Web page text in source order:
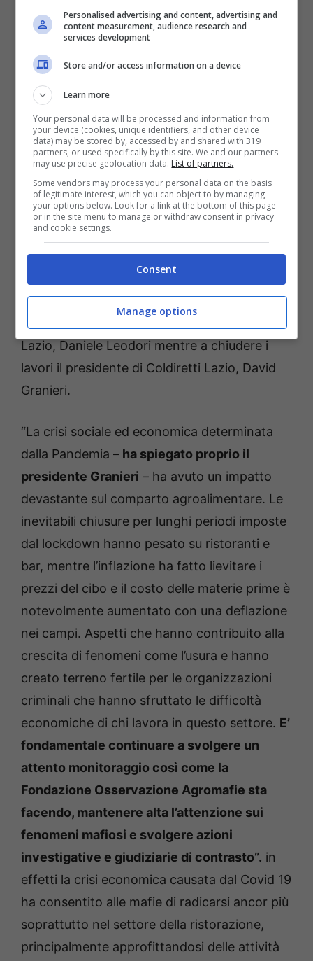
Latina, la presenza di indiani(soprattutto
quelli provenienti dal Punjab), nonché tunisini
e bengalesi. Per i braccianti sfruttati e vittime
di caporalato si va da lunghi orari di lavoro
giornaliero alla bassa retribuzione, che è in
genere minore di circa un terzo/la metà,
dunque intorno ai 500-700 euro invece di
circa 1.100-1.200, senza nessuna
considerazione per le competenze
professionali. La presentazione del dossier ha
promosso un dibattito a cui hanno
partecipato, tra gli altri, il magistrato Gian
Scientifico della Fondazione Osservatorio
Agromafie; il Vice Presidente della Regione
Lazio, Daniele Leodori mentre a chiudere i
lavori il presidente di Coldiretti Lazio, David
Granieri.
“La crisi sociale ed economica determinata
dalla Pandemia – ha spiegato proprio il
presidente Granieri – ha avuto un impatto
devastante sul comparto agroalimentare. Le
inevitabili chiusure per lunghi periodi imposte
dal lockdown hanno pesato su ristoranti e
bar, mentre l’inflazione ha fatto lievitare i
prezzi del cibo e il costo delle materie prime è
notevolmente aumentato con una deflazione
nei campi. Aspetti che hanno contribuito alla
crescita di fenomeni come l’usura e hanno
creato terreno fertile per le organizzazioni
criminali che hanno sfruttato le difficoltà
economiche di chi lavora in questo settore. E’
fondamentale continuare a svolgere un
attento monitoraggio così come la
Fondazione Osservazione Agromafie sta
facendo, mantenere alta l’attenzione sui
fenomeni mafiosi e svolgere azioni
investigative e giudiziarie di contrasto”. in
effetti la crisi economica causata dal Covid 19
ha consentito alle mafie di radicarsi ancor più
soprattutto nel settore della ristorazione,
principalmente approfittandosi delle attività
Personalised advertising and content, advertising and
content measurement, audience research and
services development
Store and/or access information on a device
Learn more
Your personal data will be processed and information from
your device (cookies, unique identifiers, and other device
data) may be stored by, accessed by and shared with 319
partners, or used specifically by this site. We and our partners
may use precise geolocation data. List of partners.
Some vendors may process your personal data on the basis
of legitimate interest, which you can object to by managing
your options below. Look for a link at the bottom of this page
or in the site menu to manage or withdraw consent in privacy
and cookie settings.
Consent
Manage options